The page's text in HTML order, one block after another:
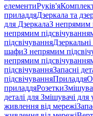
елементиРуків'я
приладдяДзеркала та
для ДзеркалаЗ непрямим
непрямим
підсвічування
шафиЗ непрямим
непрямим
підсвічуванняЗапасні
підсвічуванняПриладдя
приладдяРозетки
деталі для Змішувачі
живлення від мережі